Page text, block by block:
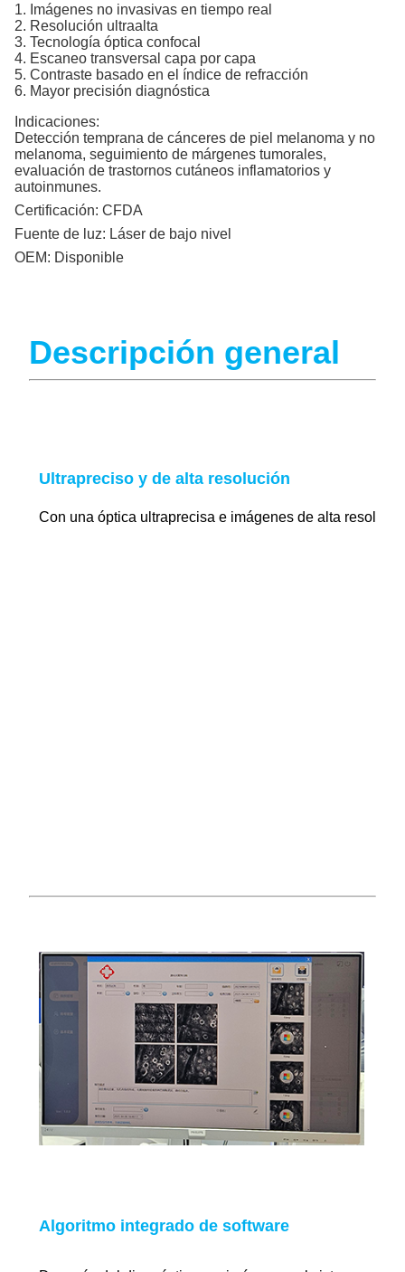
1. Imágenes no invasivas en tiempo real
2. Resolución ultraalta
3. Tecnología óptica confocal
4. Escaneo transversal capa por capa
5. Contraste basado en el índice de refracción
6. Mayor precisión diagnóstica
Indicaciones:
Detección temprana de cánceres de piel melanoma y no
melanoma, seguimiento de márgenes tumorales,
evaluación de trastornos cutáneos inflamatorios y
autoinmunes.
Certificación: CFDA
Fuente de luz: Láser de bajo nivel
OEM: Disponible
Descripción general
Ultrapreciso y de alta resolución
Con una óptica ultraprecisa e imágenes de alta
Algoritmo integrado de software